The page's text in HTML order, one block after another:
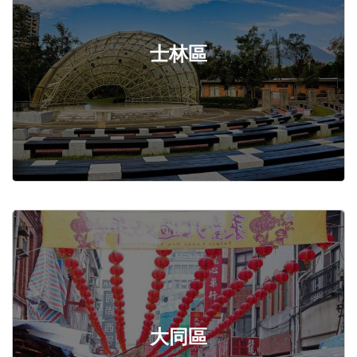
士林區
大同區